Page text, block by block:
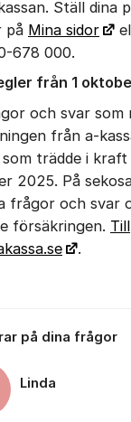
för inlägg/
för inlägg/
Ställ dina
på Mina sidor
678 000.
från 1
och svar som
från a-
trädde i kraft
2025. På
frågor och svar
försäkringen. Till
.
på dina frågor
Linda